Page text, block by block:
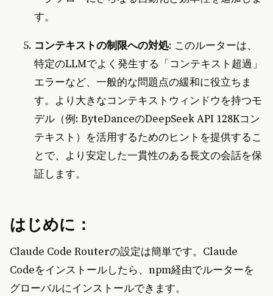
す。
コンテキストの制限への対処: このルーターは、
特定のLLMでよく発生する「コンテキスト超過」
エラーなど、一般的な問題点の緩和に役立ちま
す。より大きなコンテキストウィンドウを持つモ
デル（例: ByteDanceのDeepSeek API 128Kコン
テキスト）を活用するためのヒントを提供するこ
とで、より安定した一貫性のある長文の会話を保
証します。
はじめに：
Claude Code Routerの設定は簡単です。Claude
Codeをインストールしたら、npm経由でルーターを
グローバルにインストールできます。